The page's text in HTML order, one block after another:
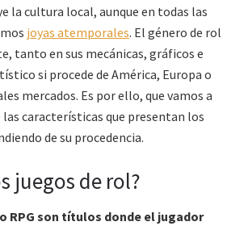
la cultura local, aunque en todas las
joyas atemporales. El género de rol
tanto en sus mecánicas, gráficos e
si procede de América, Europa o
mercados. Es por ello, que vamos a
las características que presentan los
de su procedencia.
juegos de rol?
RPG son títulos donde el jugador